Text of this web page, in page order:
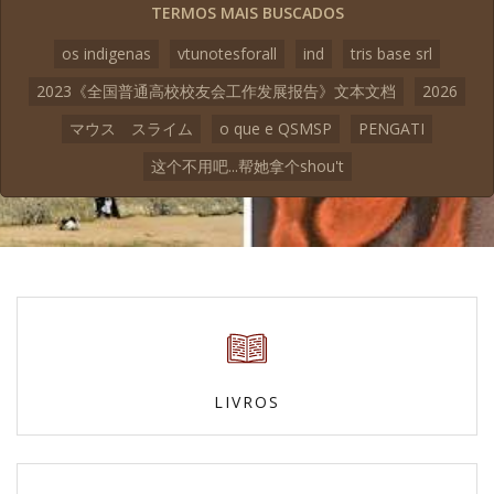
TERMOS MAIS BUSCADOS
os indigenas
vtunotesforall ind
tris base srl
2023《全国普通高校校友会工作发展报告》文本文档
2026
マウス スライム
o que e QSMSP
PENGATI
这个不用吧...帮她拿个shou't
LIVROS